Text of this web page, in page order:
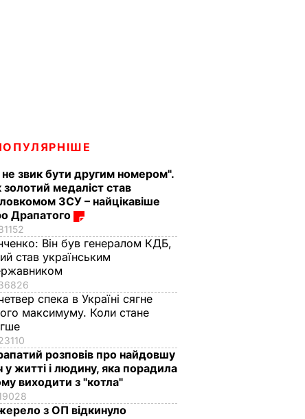
звик бути другим номером".
золотий медаліст став
ЗСУ – найцікавіше
Драпатого
Він був генералом КДБ,
став українським
спека в Україні сягне
максимуму. Коли стане
розповів про найдовшу
у житті і людину, яка порадила
виходити з "котла"
з ОП відкинуло